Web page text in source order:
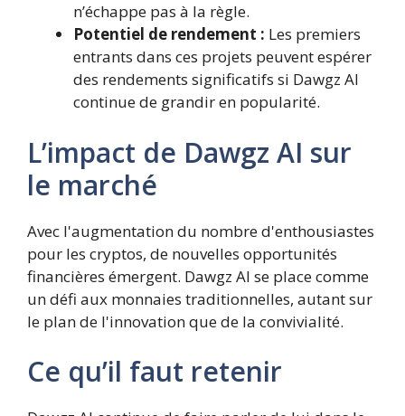
n’échappe pas à la règle.
Potentiel de rendement : Les premiers
entrants dans ces projets peuvent espérer
des rendements significatifs si Dawgz AI
continue de grandir en popularité.
L’impact de Dawgz AI sur
le marché
Avec l'augmentation du nombre d'enthousiastes
pour les cryptos, de nouvelles opportunités
financières émergent. Dawgz AI se place comme
un défi aux monnaies traditionnelles, autant sur
le plan de l'innovation que de la convivialité.
Ce qu’il faut retenir